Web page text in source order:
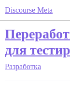
Discourse Meta
для
Разработка